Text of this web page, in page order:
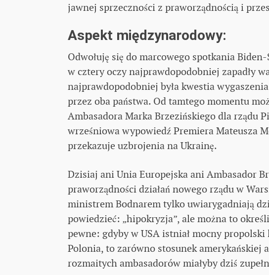
jawnej sprzeczności z praworządnością i
Aspekt międzynarodowy:
Odwołuję się do marcowego spotkania
w cztery oczy najprawdopodobniej zapadły
najprawdopodobniej była kwestia
przez oba państwa. Od tamtego momentu
Ambasadora Marka Brzezińskiego dla rządu
wrześniowa wypowiedź Premiera Mateusza
przekazuje uzbrojenia na Ukrainę.
Dzisiaj ani Unia Europejska ani Ambasador
praworządności działań nowego rządu w
ministrem Bodnarem tylko uwiarygadniają
powiedzieć: „hipokryzja”, ale można to
pewne: gdyby w USA istniał mocny
Polonia, to zarówno stosunek amerykańskiej
rozmaitych ambasadorów miałyby dziś